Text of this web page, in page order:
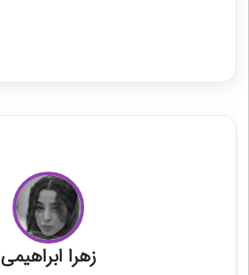
زهرا ابراهیمی